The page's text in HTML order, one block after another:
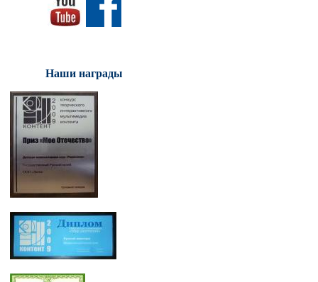
Наши награды